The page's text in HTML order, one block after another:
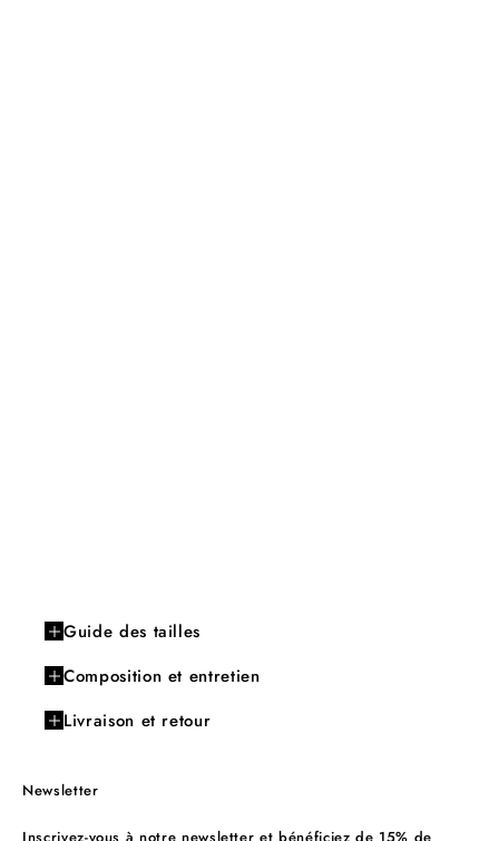
Guide des tailles
Composition et entretien
Livraison et retour
Newsletter